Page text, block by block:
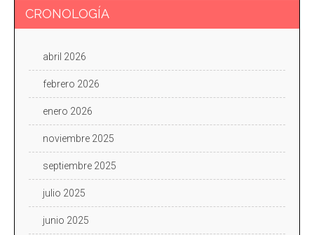
CRONOLOGÍA
abril 2026
febrero 2026
enero 2026
noviembre 2025
septiembre 2025
julio 2025
junio 2025